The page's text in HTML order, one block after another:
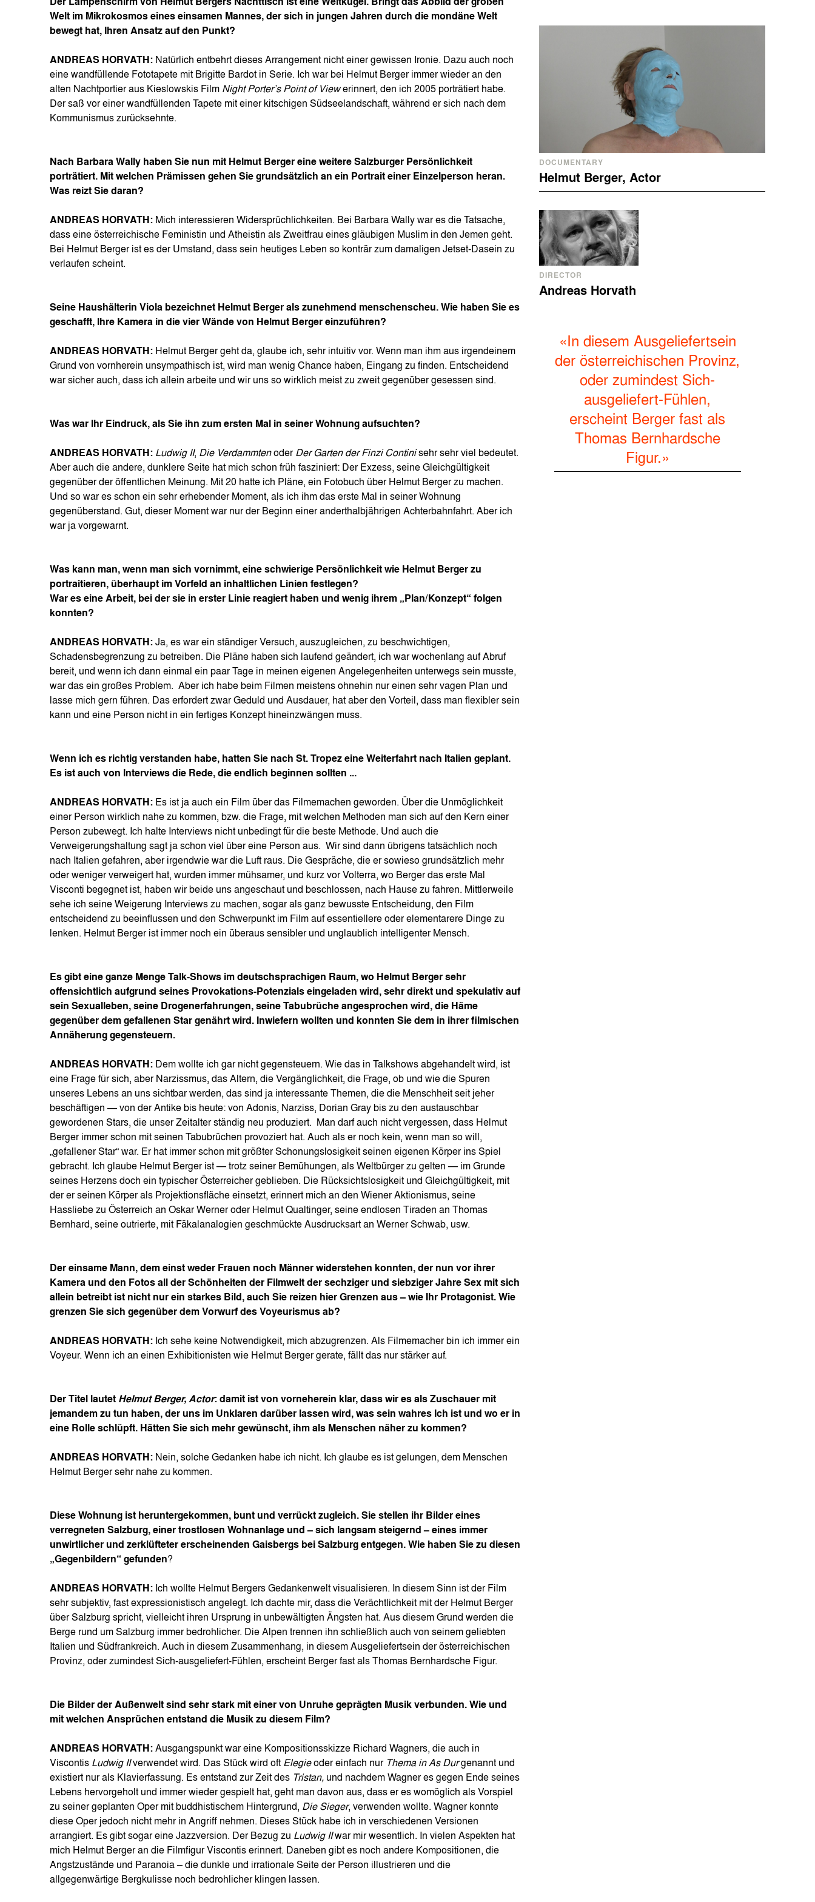
Welt im Mikrokosmos eines einsamen Mannes, der sich in jungen Jahren durch die mondäne Welt
bewegt hat, Ihren Ansatz auf den Punkt?
ANDREAS HORVATH: Natürlich entbehrt dieses Arrangement nicht einer gewissen Ironie. Dazu auch noch
eine wandfüllende Fototapete mit Brigitte Bardot in Serie. Ich war bei Helmut Berger immer wieder an den
alten Nachtportier aus Kieslowskis Film Night Porter’s Point of Viewerinnert, den ich 2005 porträtiert habe.
Der saß vor einer wandfüllenden Tapete mit einer kitschigen Südseelandschaft, während er sich nach dem
Kommunismus zurücksehnte.
Nach Barbara Wally haben Sie nun mit Helmut Berger eine weitere Salzburger Persönlichkeit
porträtiert. Mit welchen Prämissen gehen Sie grundsätzlich an ein Portrait einer Einzelperson heran.
Was reizt Sie daran?
ANDREAS HORVATH: Mich interessieren Widersprüchlichkeiten. Bei Barbara Wally war es die Tatsache,
dass eine österreichische Feministin und Atheistin als Zweitfrau eines gläubigen Muslim in den Jemen geht.
Bei Helmut Berger ist es der Umstand, dass sein heutiges Leben so konträr zum damaligen Jetset-Dasein zu
verlaufen scheint.
Seine Haushälterin Viola bezeichnet Helmut Berger als zunehmend menschenscheu. Wie haben Sie es
geschafft, Ihre Kamera in die vier Wände von Helmut Berger einzuführen?
ANDREAS HORVATH: Helmut Berger geht da, glaube ich, sehr intuitiv vor. Wenn man ihm aus irgendeinem
Grund von vornherein unsympathisch ist, wird man wenig Chance haben, Eingang zu finden. Entscheidend
war sicher auch, dass ich allein arbeite und wir uns so wirklich meist zu zweit gegenüber gesessen sind.
Was war Ihr Eindruck, als Sie ihn zum ersten Mal in seiner Wohnung aufsuchten?
ANDREAS HORVATH: Ludwig II, Die Verdammtenoder Der Garten der Finzi Continisehr sehr viel bedeutet.
Aber auch die andere, dunklere Seite hat mich schon früh fasziniert: Der Exzess, seine Gleichgültigkeit
gegenüber der öffentlichen Meinung. Mit 20 hatte ich Pläne, ein Fotobuch über Helmut Berger zu machen.
Und so war es schon ein sehr erhebender Moment, als ich ihm das erste Mal in seiner Wohnung
gegenüberstand. Gut, dieser Moment war nur der Beginn einer anderthalbjährigen Achterbahnfahrt. Aber ich
war ja vorgewarnt.
Was kann man, wenn man sich vornimmt, eine schwierige Persönlichkeit wie Helmut Berger zu
portraitieren, überhaupt im Vorfeld an inhaltlichen Linien festlegen?
War es eine Arbeit, bei der sie in erster Linie reagiert haben und wenig ihrem „Plan/Konzept“ folgen
konnten?
ANDREAS HORVATH: Ja, es war ein ständiger Versuch, auszugleichen, zu beschwichtigen,
Schadensbegrenzung zu betreiben. Die Pläne haben sich laufend geändert, ich war wochenlang auf Abruf
bereit, und wenn ich dann einmal ein paar Tage in meinen eigenen Angelegenheiten unterwegs sein musste,
war das ein großes Problem. Aber ich habe beim Filmen meistens ohnehin nur einen sehr vagen Plan und
lasse mich gern führen. Das erfordert zwar Geduld und Ausdauer, hat aber den Vorteil, dass man flexibler sein
kann und eine Person nicht in ein fertiges Konzept hineinzwängen muss.
Wenn ich es richtig verstanden habe, hatten Sie nach St. Tropez eine Weiterfahrt nach Italien geplant.
Es ist auch von Interviews die Rede, die endlich beginnen sollten ...
ANDREAS HORVATH: Es ist ja auch ein Film über das Filmemachen geworden. Über die Unmöglichkeit
einer Person wirklich nahe zu kommen, bzw. die Frage, mit welchen Methoden man sich auf den Kern einer
Person zubewegt. Ich halte Interviews nicht unbedingt für die beste Methode. Und auch die
Verweigerungshaltung sagt ja schon viel über eine Person aus. Wir sind dann übrigens tatsächlich noch
nach Italien gefahren, aber irgendwie war die Luft raus. Die Gespräche, die er sowieso grundsätzlich mehr
oder weniger verweigert hat, wurden immer mühsamer, und kurz vor Volterra, wo Berger das erste Mal
Visconti begegnet ist, haben wir beide uns angeschaut und beschlossen, nach Hause zu fahren. Mittlerweile
sehe ich seine Weigerung Interviews zu machen, sogar als ganz bewusste Entscheidung, den Film
entscheidend zu beeinflussen und den Schwerpunkt im Film auf essentiellere oder elementarere Dinge zu
lenken. Helmut Berger ist immer noch ein überaus sensibler und unglaublich intelligenter Mensch.
Es gibt eine ganze Menge Talk-Shows im deutschsprachigen Raum, wo Helmut Berger sehr
offensichtlich aufgrund seines Provokations-Potenzials eingeladen wird, sehr direkt und spekulativ auf
sein Sexualleben, seine Drogenerfahrungen, seine Tabubrüche angesprochen wird, die Häme
gegenüber dem gefallenen Star genährt wird. Inwiefern wollten und konnten Sie dem in ihrer filmischen
Annäherung gegensteuern.
ANDREAS HORVATH: Dem wollte ich gar nicht gegensteuern. Wie das in Talkshows abgehandelt wird, ist
eine Frage für sich, aber Narzissmus, das Altern, die Vergänglichkeit, die Frage, ob und wie die Spuren
unseres Lebens an uns sichtbar werden, das sind ja interessante Themen, die die Menschheit seit jeher
beschäftigen — von der Antike bis heute: von Adonis, Narziss, Dorian Gray bis zu den austauschbar
gewordenen Stars, die unser Zeitalter ständig neu produziert. Man darf auch nicht vergessen, dass Helmut
Berger immer schon mit seinen Tabubrüchen provoziert hat. Auch als er noch kein, wenn man so will,
„gefallener Star“ war. Er hat immer schon mit größter Schonungslosigkeit seinen eigenen Körper ins Spiel
gebracht. Ich glaube Helmut Berger ist — trotz seiner Bemühungen, als Weltbürger zu gelten — im Grunde
seines Herzens doch ein typischer Österreicher geblieben. Die Rücksichtslosigkeit und Gleichgültigkeit, mit
der er seinen Körper als Projektionsfläche einsetzt, erinnert mich an den Wiener Aktionismus, seine
Hassliebe zu Österreich an Oskar Werner oder Helmut Qualtinger, seine endlosen Tiraden an Thomas
Bernhard, seine outrierte, mit Fäkalanalogien geschmückte Ausdrucksart an Werner Schwab, usw.
Der einsame Mann, dem einst weder Frauen noch Männer widerstehen konnten, der nun vor ihrer
Kamera und den Fotos all der Schönheiten der Filmwelt der sechziger und siebziger Jahre Sex mit sich
allein betreibt ist nicht nur ein starkes Bild, auch Sie reizen hier Grenzen aus – wie Ihr Protagonist. Wie
grenzen Sie sich gegenüber dem Vorwurf des Voyeurismus ab?
ANDREAS HORVATH: Ich sehe keine Notwendigkeit, mich abzugrenzen. Als Filmemacher bin ich immer ein
Voyeur. Wenn ich an einen Exhibitionisten wie Helmut Berger gerate, fällt das nur stärker auf.
Der Titel lautet Helmut Berger, Actor: damit ist von vorneherein klar, dass wir es als Zuschauer mit
jemandem zu tun haben, der uns im Unklaren darüber lassen wird, was sein wahres Ich ist und wo er in
eine Rolle schlüpft. Hätten Sie sich mehr gewünscht, ihm als Menschen näher zu kommen?
ANDREAS HORVATH: Nein, solche Gedanken habe ich nicht. Ich glaube es ist gelungen, dem Menschen
Helmut Berger sehr nahe zu kommen.
Diese Wohnung ist heruntergekommen, bunt und verrückt zugleich. Sie stellen ihr Bilder eines
verregneten Salzburg, einer trostlosen Wohnanlage und – sich langsam steigernd – eines immer
unwirtlicher und zerklüfteter erscheinenden Gaisbergs bei Salzburg entgegen. Wie haben Sie zu diesen
„Gegenbildern“ gefunden?
ANDREAS HORVATH: Ich wollte Helmut Bergers Gedankenwelt visualisieren. In diesem Sinn ist der Film
sehr subjektiv, fast expressionistisch angelegt. Ich dachte mir, dass die Verächtlichkeit mit der Helmut Berger
über Salzburg spricht, vielleicht ihren Ursprung in unbewältigten Ängsten hat. Aus diesem Grund werden die
Berge rund um Salzburg immer bedrohlicher. Die Alpen trennen ihn schließlich auch von seinem geliebten
Italien und Südfrankreich. Auch in diesem Zusammenhang, in diesem Ausgeliefertsein der österreichischen
Provinz, oder zumindest Sich-ausgeliefert-Fühlen, erscheint Berger fast als Thomas Bernhardsche Figur.
Die Bilder der Außenwelt sind sehr stark mit einer von Unruhe geprägten Musik verbunden. Wie und
mit welchen Ansprüchen entstand die Musik zu diesem Film?
ANDREAS HORVATH: Ausgangspunkt war eine Kompositionsskizze Richard Wagners, die auch in
Viscontis Ludwig IIverwendet wird. Das Stück wird oft Elegieoder einfach nurThema in As Durgenannt und
existiert nur als Klavierfassung. Es entstand zur Zeit des Tristan, und nachdem Wagner es gegen Ende seines
Lebens hervorgeholt und immer wieder gespielt hat, geht man davon aus, dass er es womöglich als Vorspiel
zu seiner geplanten Oper mit buddhistischem Hintergrund, Die Sieger, verwenden wollte. Wagner konnte
diese Oper jedoch nicht mehr in Angriff nehmen. Dieses Stück habe ich in verschiedenen Versionen
arrangiert. Es gibt sogar eine Jazzversion. Der Bezug zu Ludwig IIwar mir wesentlich. In vielen Aspekten hat
mich Helmut Berger an die Filmfigur Viscontis erinnert. Daneben gibt es noch andere Kompositionen, die
Angstzustände und Paranoia – die dunkle und irrationale Seite der Person illustrieren und die
allgegenwärtige Bergkulisse noch bedrohlicher klingen lassen.
DOCUMENTARY
Helmut Berger, Actor
DIRECTOR
Andreas Horvath
«In diesem Ausgeliefertsein
der österreichischen Provinz,
oder zumindest Sich-
ausgeliefert-Fühlen,
erscheint Berger fast als
Thomas Bernhardsche
Figur.»